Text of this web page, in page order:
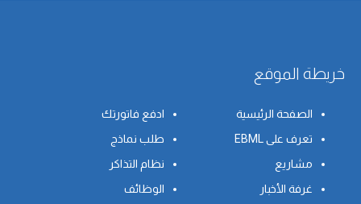
خريطة الموقع
الصفحة الرئيسية
ادفع فاتورتك
تعرف على EBML
طلب نماذج
مشاريع
نظام التذاكر
غرفة الأخبار
الوظائف